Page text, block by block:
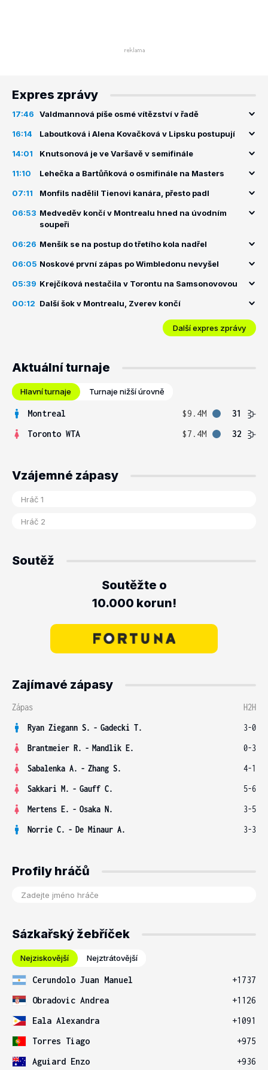
Expres zprávy
17:46 Valdmannová píše osmé vítězství v řadě
16:14 Laboutková i Alena Kovačková v Lipsku postupují
14:01 Knutsonová je ve Varšavě v semifinále
11:10 Lehečka a Bartůňková o osmifinále na Masters
07:11 Monfils nadělil Tienovi kanára, přesto padl
06:53 Medveděv končí v Montrealu hned na úvodním
soupeři
06:26 Menšík se na postup do třetího kola nadřel
06:05 Noskové první zápas po Wimbledonu nevyšel
05:39 Krejčíková nestačila v Torontu na Samsonovovou
00:12 Další šok v Montrealu, Zverev končí
Další expres zprávy
Aktuální turnaje
Hlavní turnaje Turnaje nižší úrovně
Montreal $9.4M
31
Toronto WTA
$7.4M 32
Vzájemné zápasy
Soutěž
Soutěžte o
10.000 korun!
Zajímavé zápasy
Zápas
H2H
Ryan Ziegann S. - Gadecki T.
3-0
Brantmeier R. - Mandlik E.
0-3
Sabalenka A. - Zhang S.
4-1
Sakkari M. - Gauff C.
5-6
Mertens E. - Osaka N.
3-5
Norrie C. - De Minaur A. 3-3
Profily hráčů
Sázkařský žebříček
Nejziskovější Nejztrátovější
Cerundolo Juan Manuel
+1737
Obradovic Andrea
+1126
Eala Alexandra
+1091
Torres Tiago
+975
Aguiard Enzo
+936